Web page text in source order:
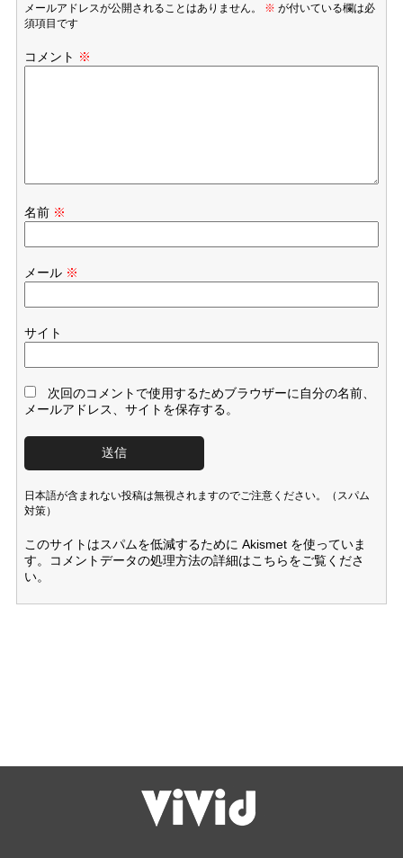
メールアドレスが公開されることはありません。 ※ が付いている欄は必
須項目です
コメント ※
名前 ※
メール ※
サイト
次回のコメントで使用するためブラウザーに自分の名前、
メールアドレス、サイトを保存する。
日本語が含まれない投稿は無視されますのでご注意ください。（スパム
対策）
このサイトはスパムを低減するために Akismet を使っていま
す。
コメントデータの処理方法の詳細はこちらをご覧くださ
い。